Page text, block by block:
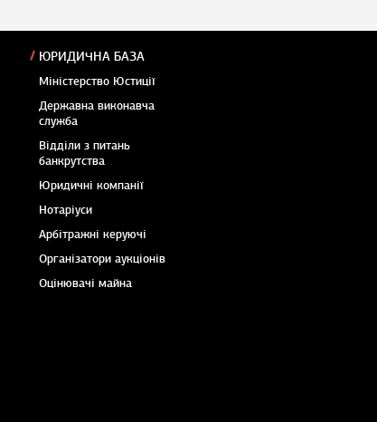
ЮРИДИЧНА БАЗА
Міністерство Юстиції
Державна виконавча
служба
Відділи з питань
банкрутства
Юридичні компанії
Нотаріуси
Арбітражні керуючі
Організатори аукціонів
Оцінювачі майна